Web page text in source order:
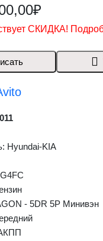
СКИДКА!
Hyundai-KIA
- 5DR 5P Минивэн